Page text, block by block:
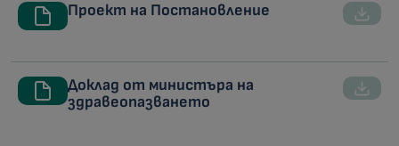
Проект на Постановление
Доклад от министъра на
здравеопазването